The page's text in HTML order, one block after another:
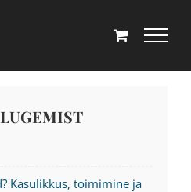
Kasulikkus, toimimine ja